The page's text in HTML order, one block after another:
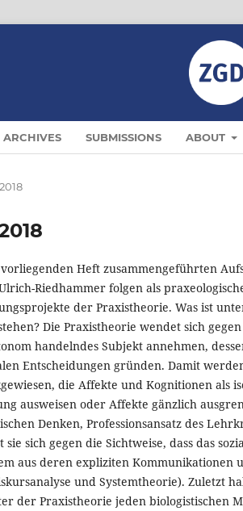
ARCHIVES SUBMISSIONS ABOUT
Heft zusammengeführten
Riedhammer folgen als
der Praxistheorie. Was ist
Die Praxistheorie wendet sich
handelndes Subjekt annehmen,
Entscheidungen gründen. Damit
die Affekte und Kognitionen als
ausweisen oder Affekte gänzlich
Denken, Professionsansatz des
sie sich gegen die Sichtweise, dass das
aus deren expliziten Kommunikationen
und Systemtheorie). Zuletzt
der Praxistheorie jeden biologistischen